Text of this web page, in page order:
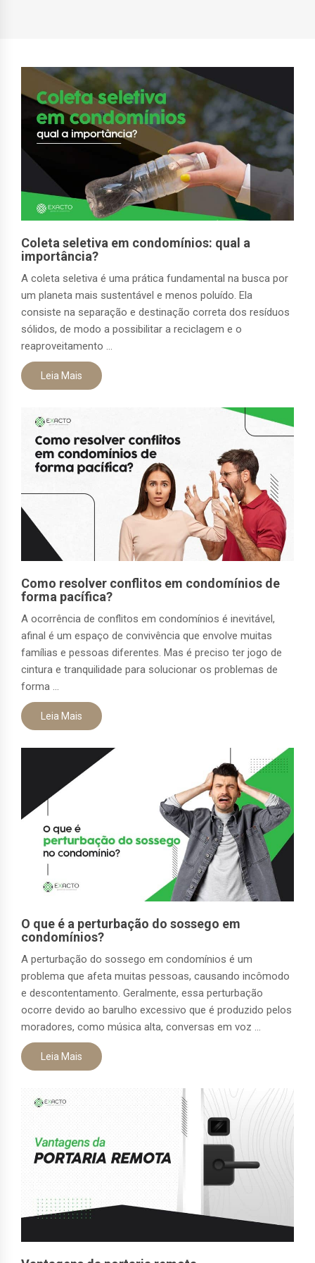
Coleta seletiva em condomínios: qual a
importância?
A coleta seletiva é uma prática fundamental na busca por
um planeta mais sustentável e menos poluído. Ela
consiste na separação e destinação correta dos resíduos
sólidos, de modo a possibilitar a reciclagem e o
reaproveitamento ...
Leia Mais
Como resolver conflitos em condomínios de
forma pacífica?
A ocorrência de conflitos em condomínios é inevitável,
afinal é um espaço de convivência que envolve muitas
famílias e pessoas diferentes. Mas é preciso ter jogo de
cintura e tranquilidade para solucionar os problemas de
forma ...
Leia Mais
O que é a perturbação do sossego em
condomínios?
A perturbação do sossego em condomínios é um
problema que afeta muitas pessoas, causando incômodo
e descontentamento. Geralmente, essa perturbação
ocorre devido ao barulho excessivo que é produzido pelos
moradores, como música alta, conversas em voz ...
Leia Mais